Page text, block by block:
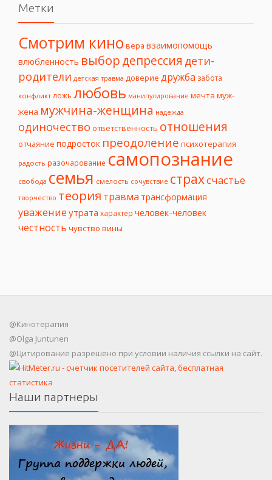
Метки
Смотрим кино вера взаимопомощь
влюбленность выбордепрессия дети-
родители детская травма доверие дружба забота
конфликт ложь любовь манипулирование мечта муж-
жена мужчина-женщина надежда
одиночество ответственность отношения
отчаяние подросток преодоление психотерапия
радость разочарование самопознание
свобода семья смелость сочувствие страхсчастье
творчество теория травма трансформация
уважение утрата характер человек-человек
честность чувство вины
@Кинотерапия
@Olga Juntunen
@Цитирование разрешено при условии наличия ссылки на сайт.
Наши партнеры